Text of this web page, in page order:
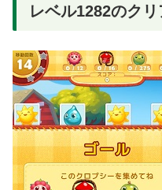
レベル1282のク